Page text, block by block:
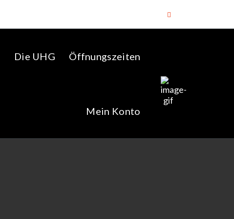
Die UHG Öffnungszeiten
Mein Konto